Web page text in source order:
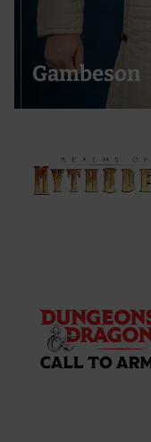
Gambeson